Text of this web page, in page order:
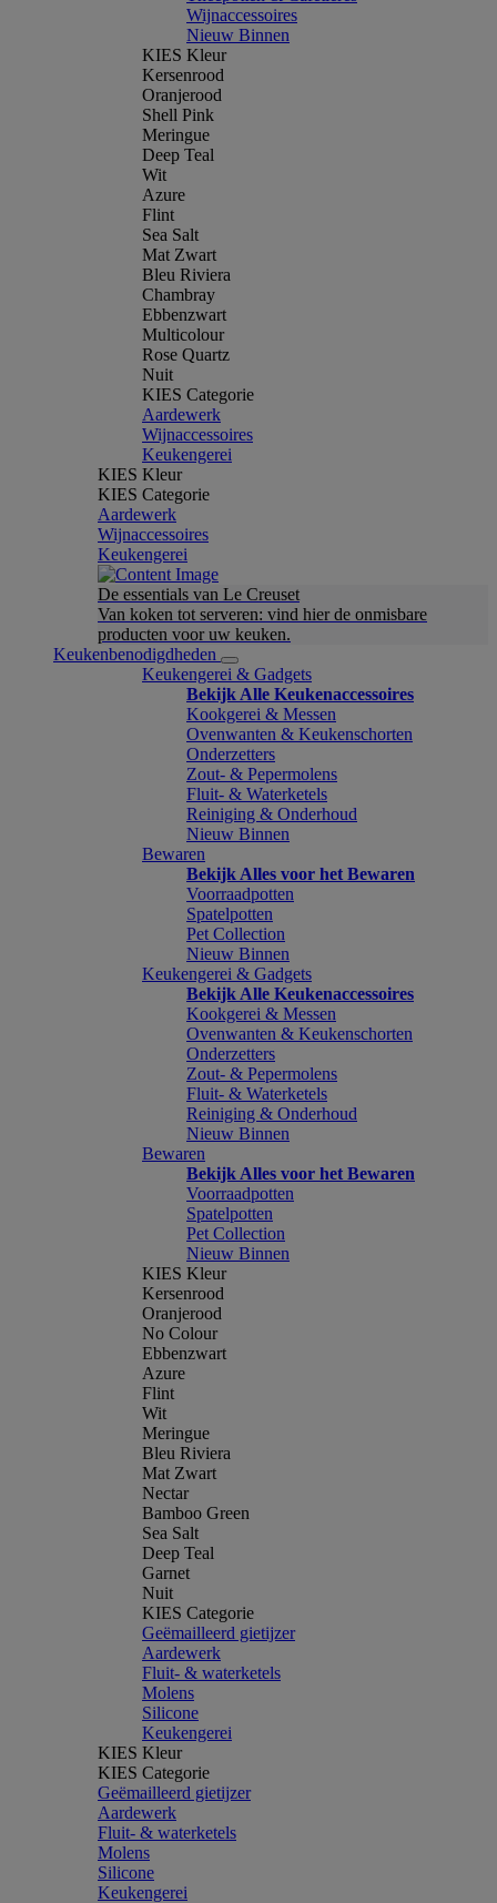
Wijnaccessoires
Nieuw Binnen
KIES Kleur
Kersenrood
Oranjerood
Shell Pink
Meringue
Deep Teal
Wit
Azure
Flint
Sea Salt
Mat Zwart
Bleu Riviera
Chambray
Ebbenzwart
Multicolour
Rose Quartz
Nuit
KIES Categorie
Aardewerk
Wijnaccessoires
Keukengerei
KIES Kleur
KIES Categorie
Aardewerk
Wijnaccessoires
Keukengerei
De essentials van Le Creuset
Van koken tot serveren: vind hier de onmisbare
producten voor uw keuken.
Keukenbenodigdheden
Keukengerei & Gadgets
Bekijk Alle Keukenaccessoires
Kookgerei & Messen
Ovenwanten & Keukenschorten
Onderzetters
Zout- & Pepermolens
Fluit- & Waterketels
Reiniging & Onderhoud
Nieuw Binnen
Bewaren
Bekijk Alles voor het Bewaren
Voorraadpotten
Spatelpotten
Pet Collection
Nieuw Binnen
Keukengerei & Gadgets
Bekijk Alle Keukenaccessoires
Kookgerei & Messen
Ovenwanten & Keukenschorten
Onderzetters
Zout- & Pepermolens
Fluit- & Waterketels
Reiniging & Onderhoud
Nieuw Binnen
Bewaren
Bekijk Alles voor het Bewaren
Voorraadpotten
Spatelpotten
Pet Collection
Nieuw Binnen
KIES Kleur
Kersenrood
Oranjerood
No Colour
Ebbenzwart
Azure
Flint
Wit
Meringue
Bleu Riviera
Mat Zwart
Nectar
Bamboo Green
Sea Salt
Deep Teal
Garnet
Nuit
KIES Categorie
Geëmailleerd gietijzer
Aardewerk
Fluit- & waterketels
Molens
Silicone
Keukengerei
KIES Kleur
KIES Categorie
Geëmailleerd gietijzer
Aardewerk
Fluit- & waterketels
Molens
Silicone
Keukengerei